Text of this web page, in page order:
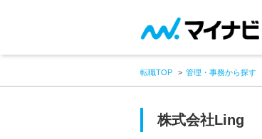
転職TOP 管理・事務から探す
株式会社Ling